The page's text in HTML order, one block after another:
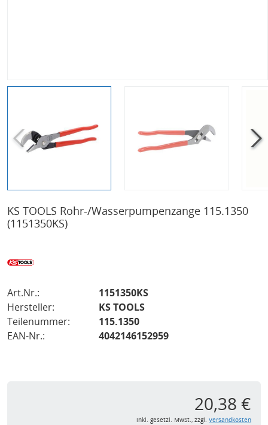
KS TOOLS Rohr-/Wasserpumpenzange 115.1350
(1151350KS)
Art.Nr.:
1151350KS
Hersteller:
KS TOOLS
Teilenummer:
115.1350
EAN-Nr.:
4042146152959
20,38 €
inkl. gesetzl. MwSt., zzgl. Versandkosten